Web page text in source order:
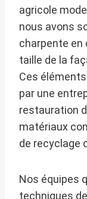
agricole
nous avons
charpente en
taille de la
Ces
par une
restauration
matériaux
de recyclage
Nos équipes
techniques